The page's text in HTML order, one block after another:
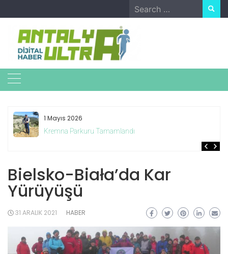
to
content
Search
for:
1 Mayıs 2026
Kremna Parkuru Tamamlandı
Bielsko-Biała’da Kar
Yürüyüşü
31 ARALIK 2021 HABER